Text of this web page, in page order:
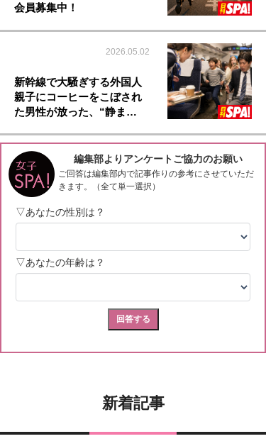
会員募集中！
2026.05.02
新幹線で大騒ぎする外国人
親子にコーヒーをこぼされ
た男性が放った、“静ま…
新着記事